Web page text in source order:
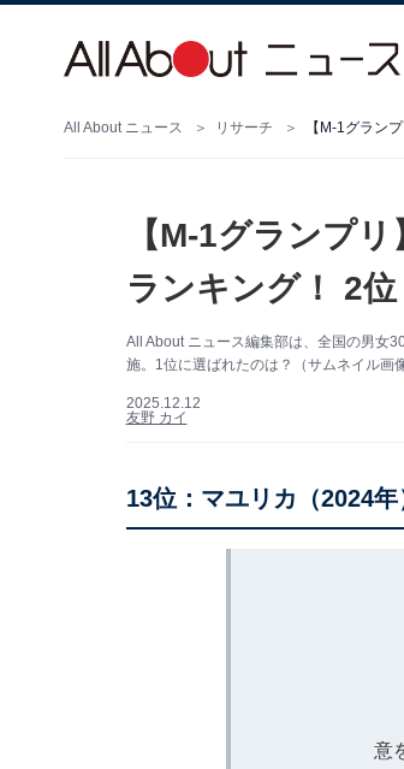
All About ニュース リサーチ 【M-1グラン
【M-1グランプ
ランキング！ 2
All About ニュース編集部は、全国の男女
施。1位に選ばれたのは？（サムネイル画
2025.12.12
友野 カイ
13位：マユリカ（2024
意